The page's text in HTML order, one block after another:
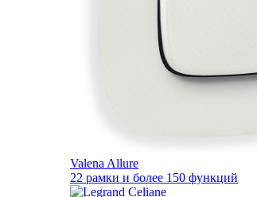
Valena Allure
22 рамки и более 150 функций